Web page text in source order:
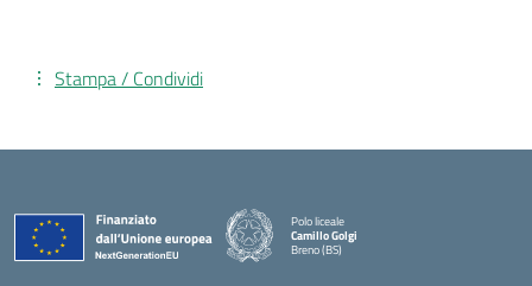
Stampa / Condividi
Polo liceale
Camillo Golgi
Breno (BS)